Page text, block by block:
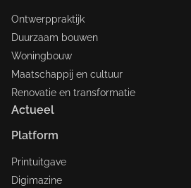
Ontwerppraktijk
Duurzaam bouwen
Woningbouw
Maatschappij en cultuur
Renovatie en transformatie
Actueel
Platform
Printuitgave
Digimazine